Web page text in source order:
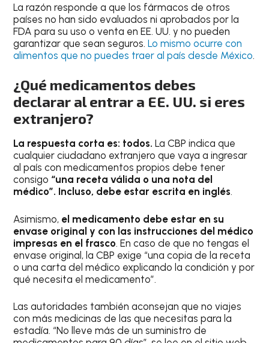
La razón responde a que los fármacos de otros
países no han sido evaluados ni aprobados por la
FDA para su uso o venta en EE. UU. y no pueden
garantizar que sean seguros.Lo mismo ocurre con
alimentos que no puedes traer al país desde México.
¿Qué medicamentos debes
declarar al entrar a EE. UU. si eres
extranjero?
La respuesta corta es: todos. La CBP indica que
cualquier ciudadano extranjero que vaya a ingresar
al país con medicamentos propios debe tener
consigo “una receta válida o una nota del
médico”. Incluso, debe estar escrita en inglés.
Asimismo, el medicamento debe estar en su
envase original y con las instrucciones del médico
impresas en el frasco. En caso de que no tengas el
envase original, la CBP exige “una copia de la receta
o una carta del médico explicando la condición y por
qué necesita el medicamento”.
Las autoridades también aconsejan que no viajes
con más medicinas de las que necesitas para la
estadía. “No lleve más de un suministro de